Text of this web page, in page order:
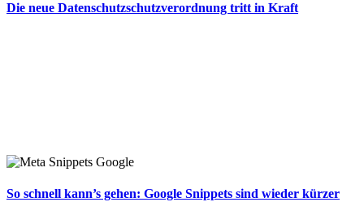
Die neue Datenschutzschutzverordnung tritt in Kraft
So schnell kann’s gehen: Google Snippets sind wieder kürzer